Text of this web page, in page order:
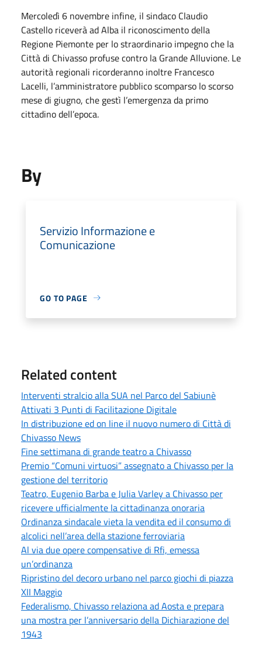
Mercoledì 6 novembre infine, il sindaco Claudio
Castello riceverà ad Alba il riconoscimento della
Regione Piemonte per lo straordinario impegno che la
Città di Chivasso profuse contro la Grande Alluvione. Le
autorità regionali ricorderanno inoltre Francesco
Lacelli, l’amministratore pubblico scomparso lo scorso
mese di giugno, che gestì l’emergenza da primo
cittadino dell’epoca.
By
Servizio Informazione e
Comunicazione
GO TO PAGE
Related content
Interventi stralcio alla SUA nel Parco del Sabiunè
Attivati 3 Punti di Facilitazione Digitale
In distribuzione ed on line il nuovo numero di Città di
Chivasso News
Fine settimana di grande teatro a Chivasso
Premio “Comuni virtuosi” assegnato a Chivasso per la
gestione del territorio
Teatro, Eugenio Barba e Julia Varley a Chivasso per
ricevere ufficialmente la cittadinanza onoraria
Ordinanza sindacale vieta la vendita ed il consumo di
alcolici nell’area della stazione ferroviaria
Al via due opere compensative di Rfi, emessa
un’ordinanza
Ripristino del decoro urbano nel parco giochi di piazza
XII Maggio
Federalismo, Chivasso relaziona ad Aosta e prepara
una mostra per l’anniversario della Dichiarazione del
1943